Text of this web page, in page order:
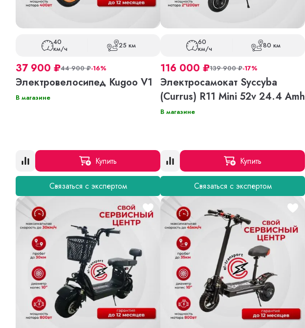
40
км/ч 25 км
37 900 ₽44 900₽-16%
Электровелосипед Kugoo V1
В магазине
Купить
Связаться с экспертом
60
км/ч 80 км
116 000 ₽139 900₽-17%
Электросамокат Syccyba
(Currus) R11 Mini 52v 24.4 Amh
В магазине
Купить
Связаться с экспертом